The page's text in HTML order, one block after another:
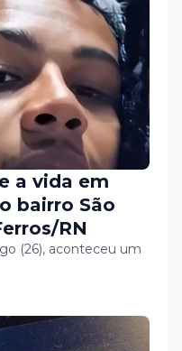
a vida em
bairro São
RN
(26), aconteceu um